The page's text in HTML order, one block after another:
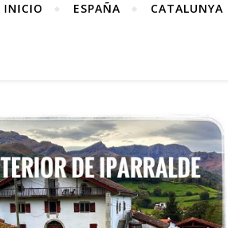
INICIO ESPAÑA CATALUNYA